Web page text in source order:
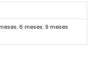
, 6 meses, 9 meses